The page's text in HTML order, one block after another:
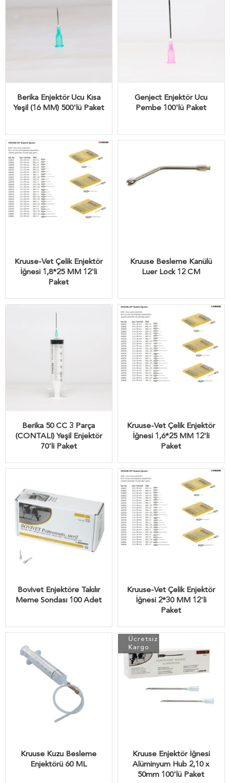
Berika Enjektör Ucu Kısa
Yeşil (16 MM) 500'lü Paket
Genject Enjektör Ucu
Pembe 100'lü Paket
Kruuse-Vet Çelik Enjektör
İğnesi 1,8*25 MM 12'li
Paket
Kruuse Besleme Kanülü
Luer Lock 12 CM
Berika 50 CC 3 Parça
(CONTALI) Yeşil Enjektör
70'li Paket
Kruuse-Vet Çelik Enjektör
İğnesi 1,6*25 MM 12'li
Paket
Bovivet Enjektöre Takılır
Meme Sondası 100 Adet
Kruuse-Vet Çelik Enjektör
İğnesi 2*30 MM 12'li
Paket
Kruuse Kuzu Besleme
Enjektörü 60 ML
Kruuse Enjektör İğnesi
Alüminyum Hub 2,10 x
50mm 100'lü Paket
Ücretsiz
Kargo